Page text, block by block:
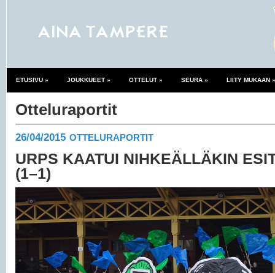
ETUSIVU » JOUKKUEET » OTTELUT » SEURA » LIITY MUKAAN »
Otteluraportit
26/04/2015 OTTELURAPORTIT
URPS KAATUI NIHKEÄLLÄKIN
(1–1)